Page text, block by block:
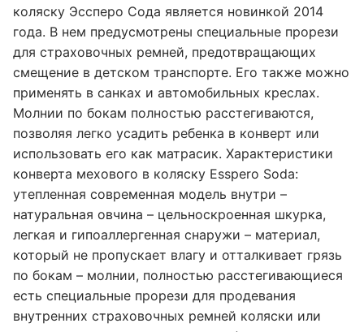
коляску Эссперо Сода является новинкой 2014
года. В нем предусмотрены специальные прорези
для страховочных ремней, предотвращающих
смещение в детском транспорте. Его также можно
применять в санках и автомобильных креслах.
Молнии по бокам полностью расстегиваются,
позволяя легко усадить ребенка в конверт или
использовать его как матрасик. Характеристики
конверта мехового в коляску Esspero Soda:
утепленная современная модель внутри –
натуральная овчина – цельноскроенная шкурка,
легкая и гипоаллергенная снаружи – материал,
который не пропускает влагу и отталкивает грязь
по бокам – молнии, полностью расстегивающиеся
есть специальные прорези для продевания
внутренних страховочных ремней коляски или